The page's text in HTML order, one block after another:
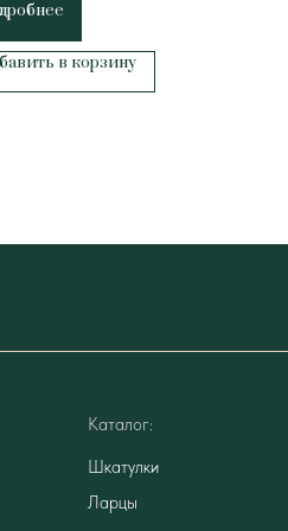
в корзину
Каталог:
Шкатулки
Ларцы